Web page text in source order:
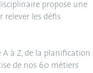
propose une
relever les défis
à Z, de la planification
de nos 60 métiers